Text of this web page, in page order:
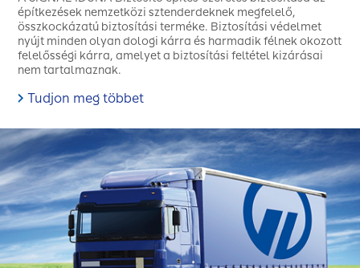
építkezések nemzetközi sztenderdeknek megfelelő,
összkockázatú biztosítási terméke. Biztosítási védelmet
nyújt minden olyan dologi kárra és harmadik félnek okozott
felelősségi kárra, amelyet a biztosítási feltétel kizárásai
nem tartalmaznak.
Tudjon meg többet